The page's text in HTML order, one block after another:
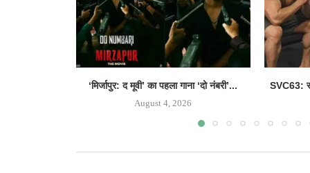
‘मिर्जापुर: द मूवी’ का पहला गाना ‘दो नंबरी’...
August 4, 2026
SVC63: